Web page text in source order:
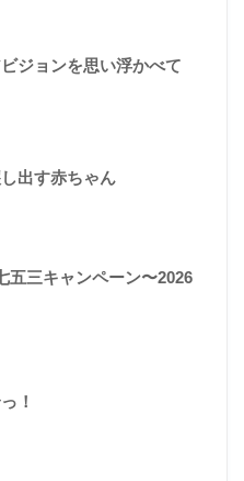
ジョンを思い浮かべて
出す赤ちゃん
五三キャンペーン〜2026
！